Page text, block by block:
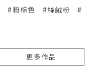
#粉棕色 #絲絨粉
#
更多作品